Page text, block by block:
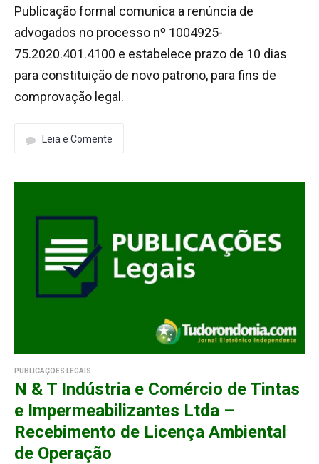
Publicação formal comunica a renúncia de
advogados no processo nº 1004925-
75.2020.401.4100 e estabelece prazo de 10 dias
para constituição de novo patrono, para fins de
comprovação legal.
Leia e Comente
PUBLICAÇÕES LEGAIS
N & T Indústria e Comércio de Tintas
e Impermeabilizantes Ltda –
Recebimento de Licença Ambiental
de Operação